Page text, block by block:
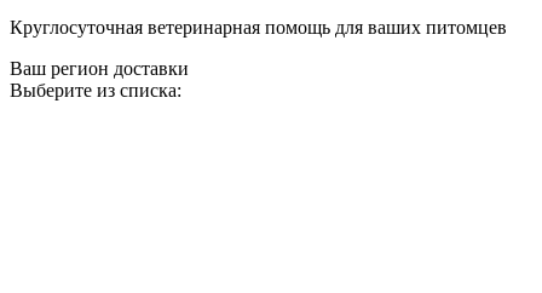
Круглосуточная ветеринарная помощь для ваших питомцев
Ваш регион доставки
Выберите из списка: